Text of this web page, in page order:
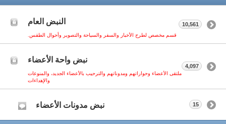
النبض العام
قسم مخصص لطرح الأخبار والسفر والسياحة والتصوير وأحوال الطقس.
10,561
نبض واحة الأعضاء
ملتقى الأعضاء وحواراتهم ومدوناتهم والترحيب بالأعضاء الجديد، والمنوعات
والإهداءات
4,097
نبض مدونات الأعضاء 15